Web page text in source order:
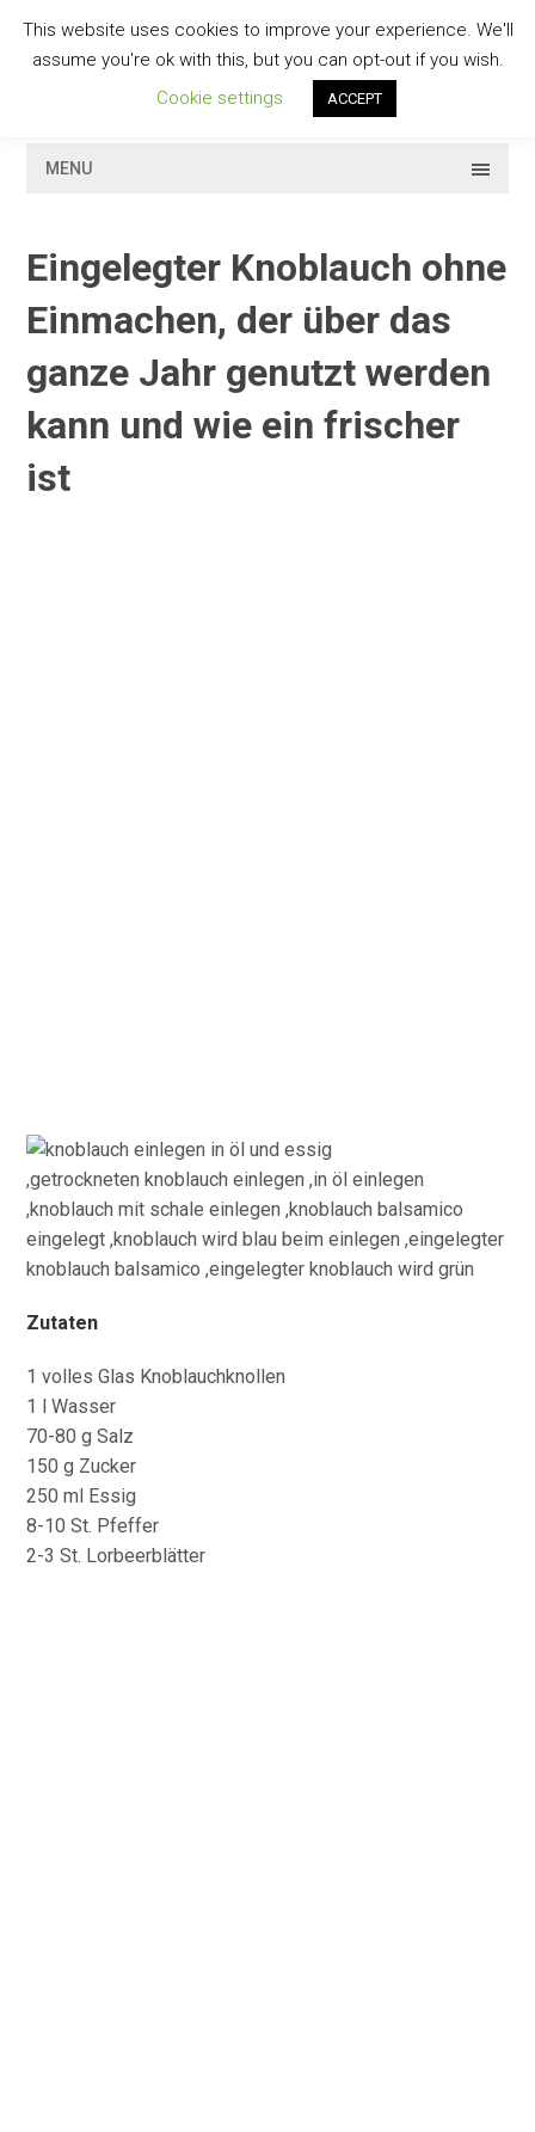
contentGESCHMACKVOLL
MENU
Eingelegter Knoblauch ohne
Einmachen, der über das
ganze Jahr genutzt werden
kann und wie ein frischer
ist
Zutaten
1 volles Glas Knoblauchknollen
1 l Wasser
70-80 g Salz
150 g Zucker
250 ml Essig
8-10 St. Pfeffer
2-3 St. Lorbeerblätter
This website uses cookies to improve your experience. We'll
assume you're ok with this, but you can opt-out if you wish.
Cookie settings
ACCEPT